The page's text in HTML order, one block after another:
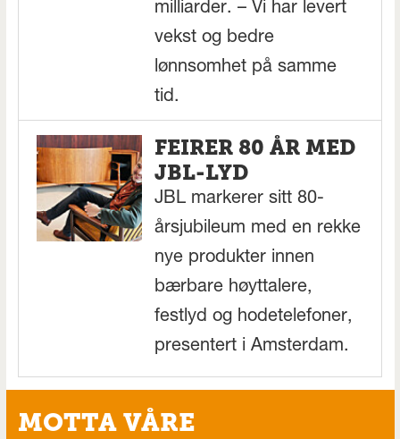
milliarder. – Vi har levert
vekst og bedre
lønnsomhet på samme
tid.
FEIRER 80 ÅR MED
JBL-LYD
JBL markerer sitt 80-
årsjubileum med en rekke
nye produkter innen
bærbare høyttalere,
festlyd og hodetelefoner,
presentert i Amsterdam.
MOTTA VÅRE